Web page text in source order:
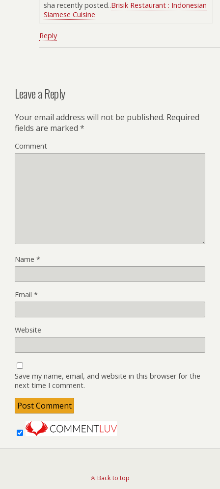
sha recently posted..Brisik Restaurant : Indonesian
Siamese Cuisine
Reply
Leave a Reply
Your email address will not be published. Required
fields are marked *
Comment
Name *
Email *
Website
Save my name, email, and website in this browser for the
next time I comment.
Back to top